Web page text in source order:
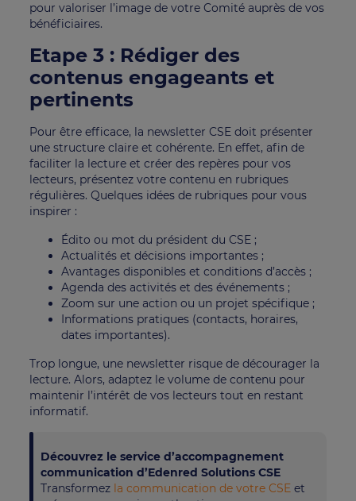
pour valoriser l’image de votre Comité auprès de vos
bénéficiaires.
Etape 3 : Rédiger des
contenus engageants et
pertinents
Pour être efficace, la newsletter CSE doit présenter
une structure claire et cohérente. En effet, afin de
faciliter la lecture et créer des repères pour vos
lecteurs, présentez votre contenu en rubriques
régulières. Quelques idées de rubriques pour vous
inspirer :
Édito ou mot du président du CSE ;
Actualités et décisions importantes ;
Avantages disponibles et conditions d’accès ;
Agenda des activités et des événements ;
Zoom sur une action ou un projet spécifique ;
Informations pratiques (contacts, horaires,
dates importantes).
Trop longue, une newsletter risque de décourager la
lecture. Alors, adaptez le volume de contenu pour
maintenir l’intérêt de vos lecteurs tout en restant
informatif.
Découvrez le service d’accompagnement
communication d’Edenred Solutions CSE
Transformez la communication de votre CSE et